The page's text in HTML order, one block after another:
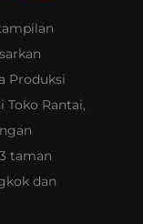
Produksi
Toko Rantai,
taman
dan